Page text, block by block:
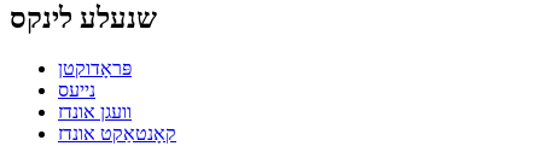
שנעלע לינקס
פּראָדוקטן
נייעס
וועגן אונדז
קאָנטאַקט אונדז